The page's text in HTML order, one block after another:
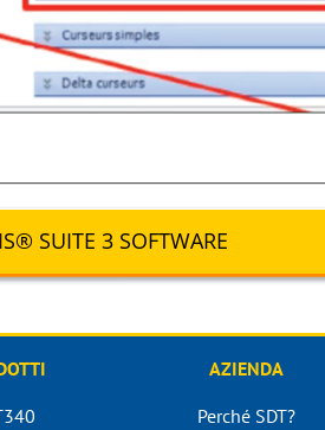
SUITE 3 SOFTWARE
AZIENDA
Perché SDT?